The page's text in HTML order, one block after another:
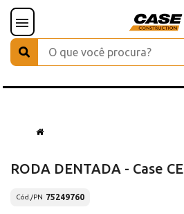
RODA DENTADA - Case CE
Cód./PN 75249760